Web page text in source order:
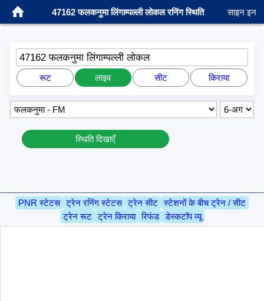
47162 फलकनुमा लिंगाम्पल्ली लोकल रनिंग स्थिति साइन इन
47162 फलकनुमा लिंगाम्पल्ली लोकल
रूट लाइव सीट किराया
स्थिति दिखाएँ
PNR स्टेटस ट्रेन रनिंग स्टेटस ट्रेन सीट स्टेशनों के बीच ट्रेन / सीट
ट्रेन रूट ट्रेन किराया रिफंड डेस्कटॉप व्यू